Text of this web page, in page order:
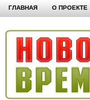
ГЛАВНАЯ О ПРОЕКТЕ